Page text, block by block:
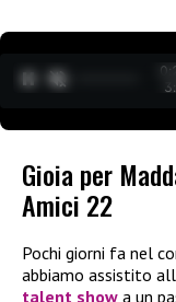
Gioia per
Amici 22
Pochi giorni fa nel
abbiamo assistito
talent show a un